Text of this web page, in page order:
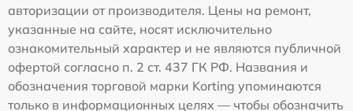
авторизации от производителя. Цены на ремонт,
указанные на сайте, носят исключительно
ознакомительный характер и не являются публичной
офертой согласно п. 2 ст. 437 ГК РФ. Названия и
обозначения торговой марки Korting упоминаются
только в информационных целях — чтобы обозначить